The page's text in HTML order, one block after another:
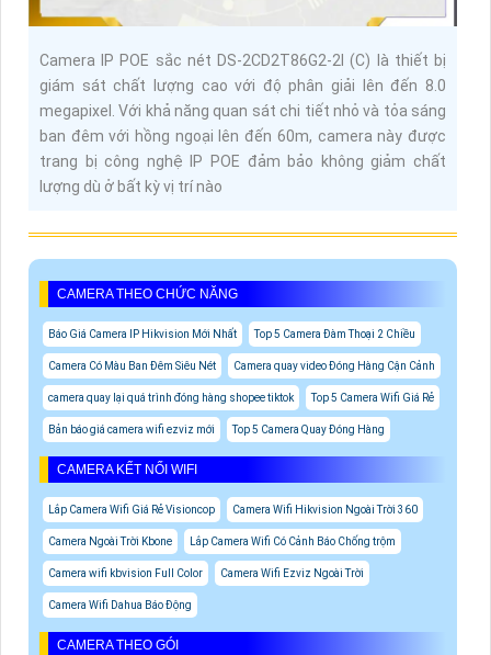
Camera IP POE sắc nét DS-2CD2T86G2-2I (C) là thiết bị
giám sát chất lượng cao với độ phân giải lên đến 8.0
megapixel. Với khả năng quan sát chi tiết nhỏ và tỏa sáng
ban đêm với hồng ngoại lên đến 60m, camera này được
trang bị công nghệ IP POE đảm bảo không giảm chất
lượng dù ở bất kỳ vị trí nào
CAMERA THEO CHỨC NĂNG
Báo Giá Camera IP Hikvision Mới Nhất Top 5 Camera Đàm Thoại 2 Chiều
Camera Có Màu Ban Đêm Siêu Nét Camera quay video Đóng Hàng Cận Cảnh
camera quay lại quá trình đóng hàng shopee tiktok Top 5 Camera Wifi Giá Rẻ
Bản báo giá camera wifi ezviz mới Top 5 Camera Quay Đóng Hàng
CAMERA KẾT NỐI WIFI
Lắp Camera Wifi Giá Rẻ Visioncop Camera Wifi Hikvision Ngoài Trời 360
Camera Ngoài Trời Kbone Lắp Camera Wifi Có Cảnh Báo Chống trộm
Camera wifi kbvision Full Color Camera Wifi Ezviz Ngoài Trời
Camera Wifi Dahua Báo Động
CAMERA THEO GÓI